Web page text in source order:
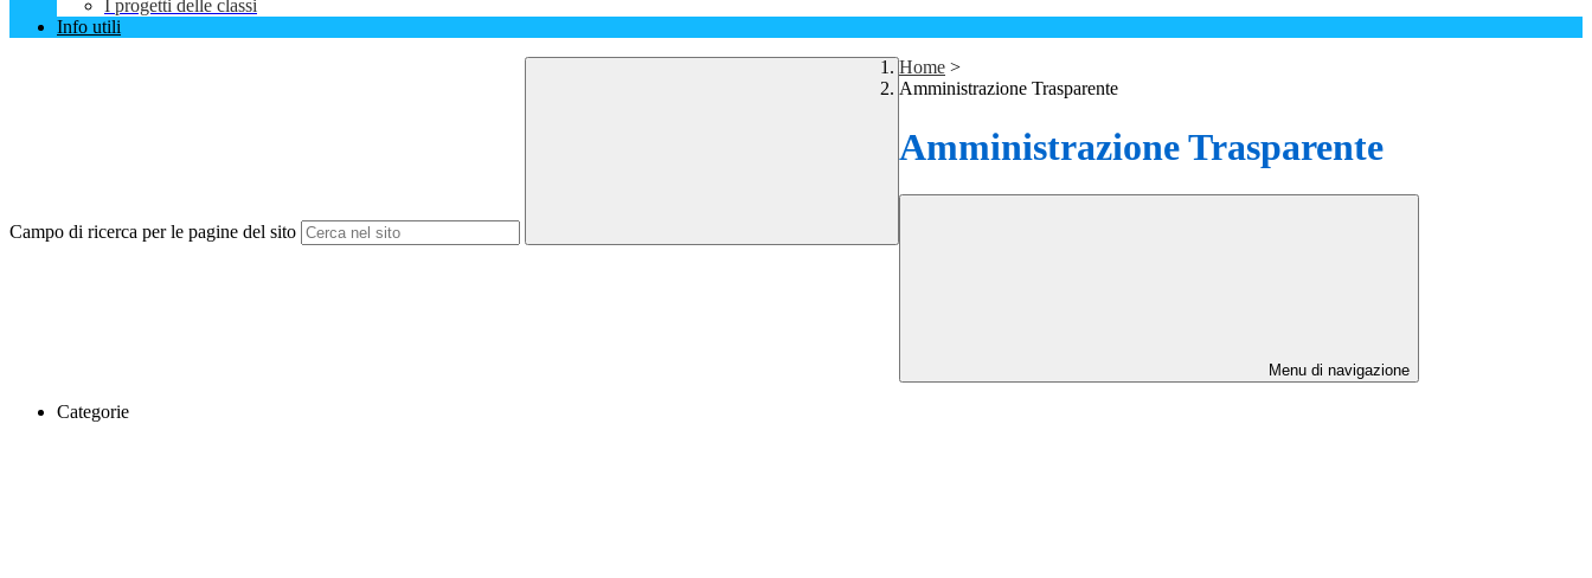
I progetti delle classi
Info utili
Campo di ricerca per le pagine del sito
Home >
Amministrazione Trasparente
Amministrazione Trasparente
Menu di navigazione
Categorie